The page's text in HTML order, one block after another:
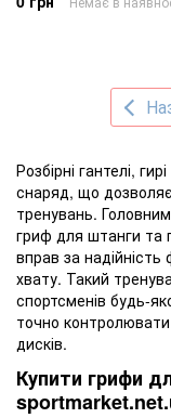
Розбірні гантелі,
снаряд, що
тренувань.
гриф для штанги та
вправ за надійність
хвату. Такий
спортсменів будь-
точно
дисків.
Купити грифи